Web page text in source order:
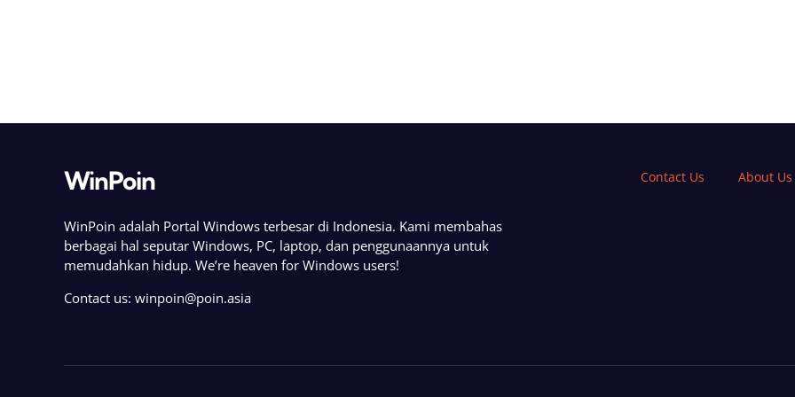
WinPoin
WinPoin adalah Portal Windows terbesar di Indonesia. Kami membahas
berbagai hal seputar Windows, PC, laptop, dan penggunaannya untuk
memudahkan hidup. We’re heaven for Windows users!
Contact us: winpoin@poin.asia
Contact Us About Us